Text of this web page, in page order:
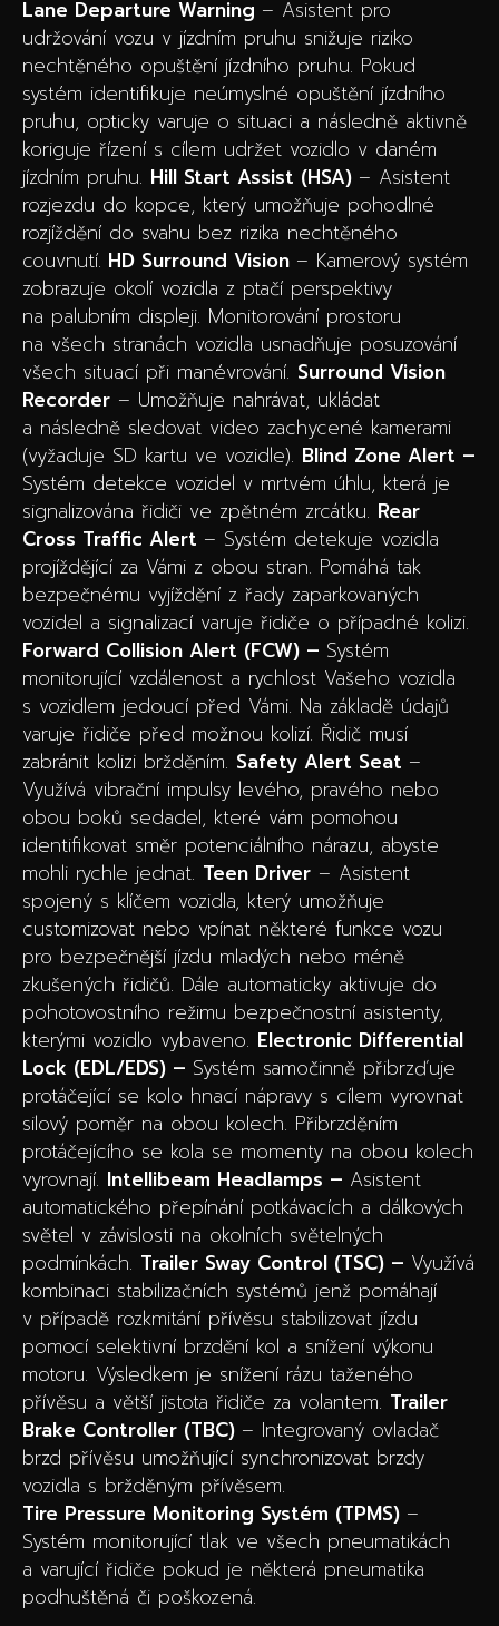
Lane Departure Warning – Asistent pro
udržování vozu v jízdním pruhu snižuje riziko
nechtěného opuštění jízdního pruhu. Pokud
systém identifikuje neúmyslné opuštění jízdního
pruhu, opticky varuje o situaci a následně aktivně
koriguje řízení s cílem udržet vozidlo v daném
jízdním pruhu. Hill Start Assist (HSA) – Asistent
rozjezdu do kopce, který umožňuje pohodlné
rozjíždění do svahu bez rizika nechtěného
couvnutí. HD Surround Vision – Kamerový systém
zobrazuje okolí vozidla z ptačí perspektivy
na palubním displeji. Monitorování prostoru
na všech stranách vozidla usnadňuje posuzování
všech situací při manévrování. Surround Vision
Recorder – Umožňuje nahrávat, ukládat
a následně sledovat video zachycené kamerami
(vyžaduje SD kartu ve vozidle). Blind Zone Alert –
Systém detekce vozidel v mrtvém úhlu, která je
signalizována řidiči ve zpětném zrcátku. Rear
Cross Traffic Alert – Systém detekuje vozidla
projíždějící za Vámi z obou stran. Pomáhá tak
bezpečnému vyjíždění z řady zaparkovaných
vozidel a signalizací varuje řidiče o případné kolizi.
Forward Collision Alert (FCW) – Systém
monitorující vzdálenost a rychlost Vašeho vozidla
s vozidlem jedoucí před Vámi. Na základě údajů
varuje řidiče před možnou kolizí. Řidič musí
zabránit kolizi bržděním. Safety Alert Seat –
Využívá vibrační impulsy levého, pravého nebo
obou boků sedadel, které vám pomohou
identifikovat směr potenciálního nárazu, abyste
mohli rychle jednat. Teen Driver – Asistent
spojený s klíčem vozidla, který umožňuje
customizovat nebo vpínat některé funkce vozu
pro bezpečnější jízdu mladých nebo méně
zkušených řidičů. Dále automaticky aktivuje do
pohotovostního režimu bezpečnostní asistenty,
kterými vozidlo vybaveno. Electronic Differential
Lock (EDL/EDS) – Systém samočinně přibrzďuje
protáčející se kolo hnací nápravy s cílem vyrovnat
silový poměr na obou kolech. Přibrzděním
protáčejícího se kola se momenty na obou kolech
vyrovnají. Intellibeam Headlamps – Asistent
automatického přepínání potkávacích a dálkových
světel v závislosti na okolních světelných
podmínkách. Trailer Sway Control (TSC) – Využívá
kombinaci stabilizačních systémů jenž pomáhají
v případě rozkmitání přívěsu stabilizovat jízdu
pomocí selektivní brzdění kol a snížení výkonu
motoru. Výsledkem je snížení rázu taženého
přívěsu a větší jistota řidiče za volantem. Trailer
Brake Controller (TBC) – Integrovaný ovladač
brzd přívěsu umožňující synchronizovat brzdy
vozidla s bržděným přívěsem.
Tire Pressure Monitoring Systém (TPMS) –
Systém monitorující tlak ve všech pneumatikách
a varující řidiče pokud je některá pneumatika
podhuštěná či poškozená.